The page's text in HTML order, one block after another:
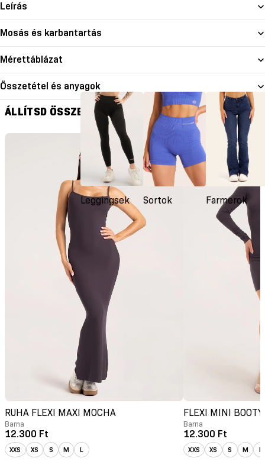
Leggingsek Sortok Farmerok
Leírás
Mosás és karbantartás
Mérettáblázat
Összetétel és anyagok
ÁLLÍTSD ÖSSZE A SZETTET
RUHA FLEXI MAXI MOCHA
Barna
12.300 Ft
XXS XS S M L
FLEXI MINI
Barna
12.300 Ft
XXS XS S M L